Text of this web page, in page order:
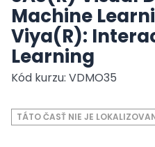
Machine
Viya(R):
Learning
Kód kurzu: VDMO35
TÁTO ČASŤ NIE JE